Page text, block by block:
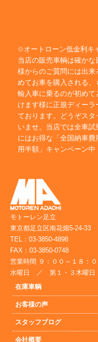
✩オートローン低金利キ
当店の販売車輌は確か
様からのご質問には出
めてお車を購入される、
輸入車に乗るのが初め
けます様に正規ディー
ております。どうぞス
いませ。当店では全車
にはお得な「全国納車
用半額」キャンペーン中
モトーレン足立
東京都足立区南花畑5-24-33
TEL：03-3850-4898
FAX：03-3850-0748
営業時間 ９：００～１８：０
水曜日 ／ 第１・３木曜日
在庫車輌
お客様の声
スタッフブログ
会社概要